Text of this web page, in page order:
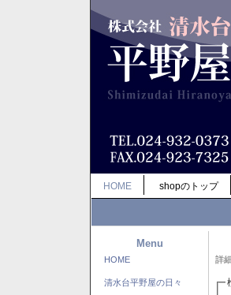
HOME shopのトップ
Menu
HOME
清水台平野屋の日々
詳